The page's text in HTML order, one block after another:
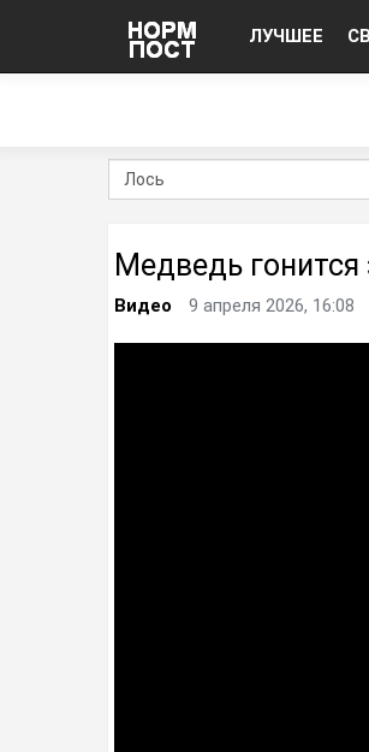
ЛУЧШЕЕ
Медведь гонится
Видео 9 апреля 2026, 16:08